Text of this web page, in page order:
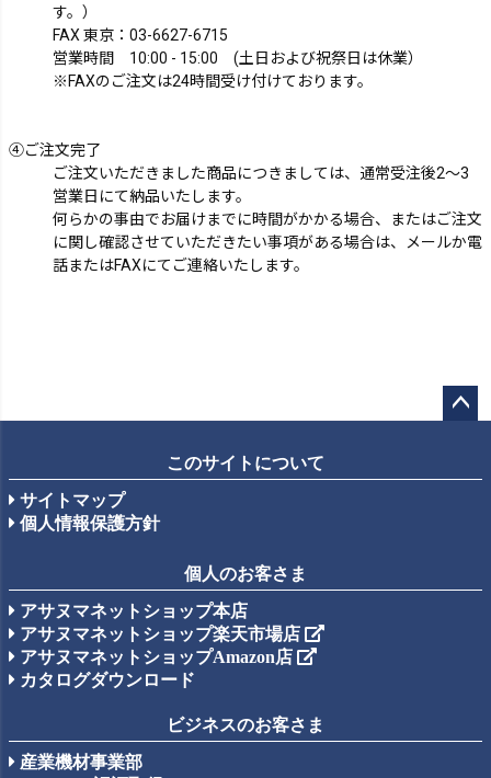
す。）
FAX 東京： 03-6627-6715
営業時間 10:00 - 15:00 (土日および祝祭日は休業）
※FAXのご注文は24時間受け付けております。
④ご注文完了
ご注文いただきました商品につきましては、通常受注後2～3
営業日にて納品いたします。
何らかの事由でお届けまでに時間がかかる場合、またはご注文
に関し確認させていただきたい事項がある場合は、メールか電
話またはFAXにてご連絡いたします。
ップ
このサイトについて
サイトマップ
個人情報保護方針
個人のお客さま
アサヌマネットショップ本店
アサヌマネットショップ楽天市場店
アサヌマネットショップAmazon店
カタログダウンロード
ビジネスのお客さま
産業機材事業部